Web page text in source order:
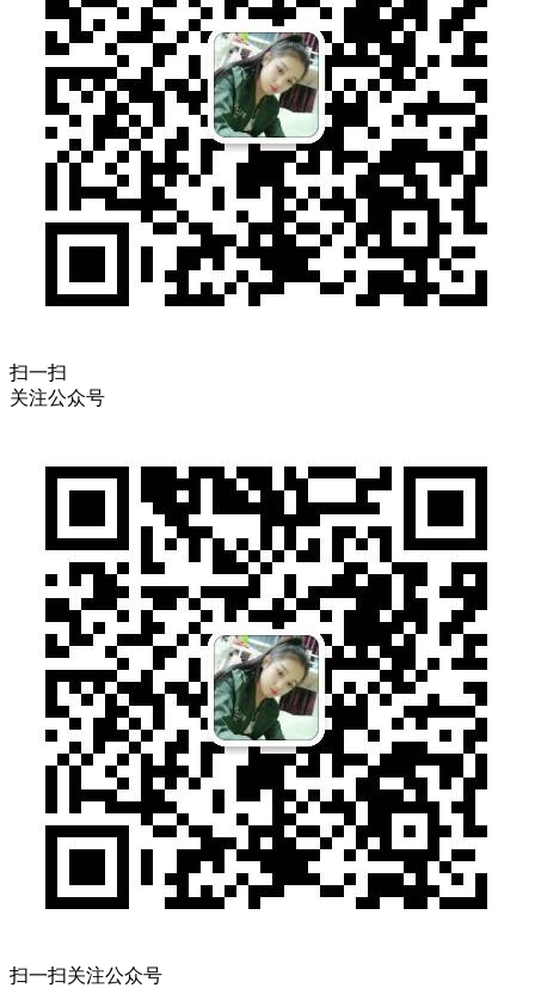
扫一扫
关注公众号
扫一扫关注公众号